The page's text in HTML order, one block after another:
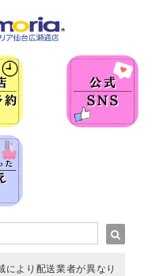
により配送業者が異なり